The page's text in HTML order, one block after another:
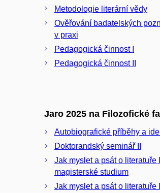
Metodologie literární vědy
Ověřování badatelských
v praxi
Pedagogická činnost I
Pedagogická činnost II
Jaro 2025 na Filozofické
Autobiografické příběhy a
Doktorandský seminář II
Jak myslet a psát o literatuře
magisterské studium
Jak myslet a psát o literatuře